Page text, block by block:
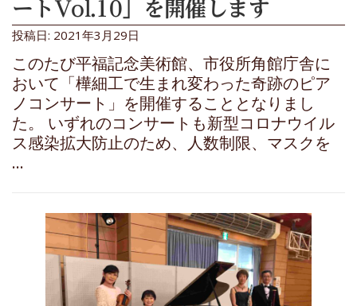
ートVol.10」を開催します
投稿日: 2021年3月29日
このたび平福記念美術館、市役所角館庁舎に
おいて「樺細工で生まれ変わった奇跡のピア
ノコンサート」を開催することとなりまし
た。 いずれのコンサートも新型コロナウイル
ス感染拡大防止のため、人数制限、マスクを
…